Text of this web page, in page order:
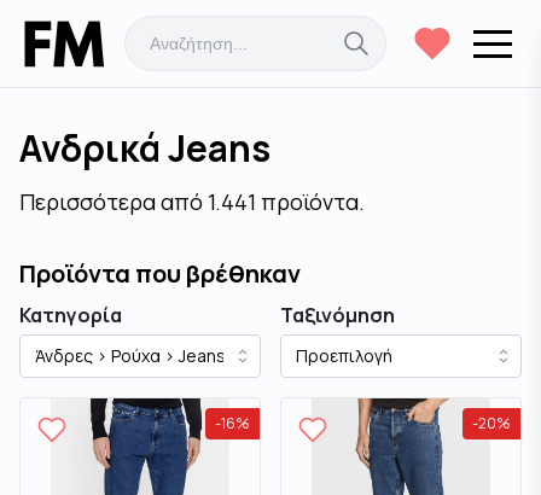
Ανδρικά Jeans
Περισσότερα από 1.441 προϊόντα.
Προϊόντα που βρέθηκαν
Κατηγορία Ταξινόμηση
-16% -20%